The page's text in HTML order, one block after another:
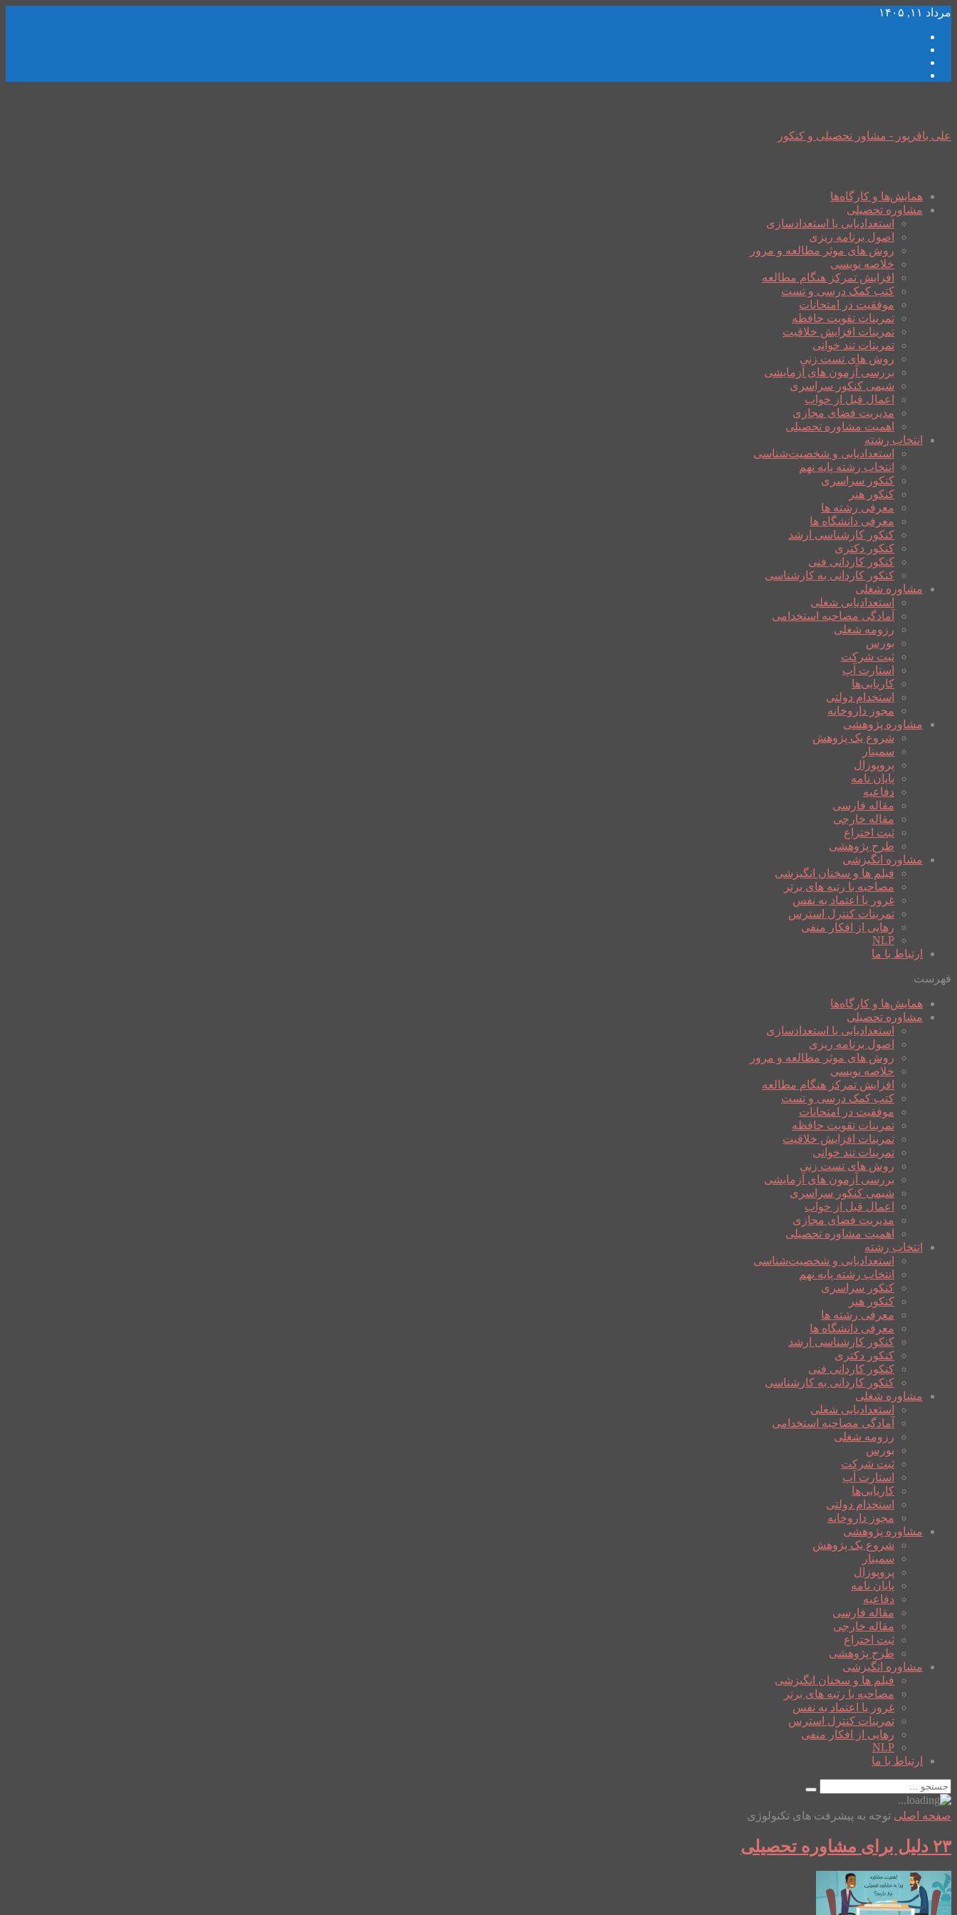
مرداد ۱۱, ۱۴۰۵
علی باقرپور - مشاور تحصیلی و کنکور
همایش‌ها و کارگاه‌ها
مشاوره تحصیلی
استعدادیابی یا استعدادسازی
اصول برنامه ریزی
روش های موثر مطالعه و مرور
خلاصه نویسی
افزایش تمرکز هنگام مطالعه
کتب کمک درسی و تست
موفقیت در امتحانات
تمرینات تقویت حافظه
تمرینات افزایش خلاقیت
تمرینات تند خوانی
روش های تست زنی
بررسی آزمون های آزمایشی
شیمی کنکور سراسری
اعمال قبل از خواب
مدیریت فضای مجازی
اهمیت مشاوره تحصیلی
انتخاب رشته
استعدادیابی و شخصیت‌شناسی
انتخاب رشته پایه نهم
کنکور سراسری
کنکور هنر
معرفی رشته ها
معرفی دانشگاه ها
کنکور کارشناسی ارشد
کنکور دکتری
کنکور کاردانی فنی
کنکور کاردانی به کارشناسی
مشاوره شغلی
استعدادیابی شغلی
آمادگی مصاحبه استخدامی
رزومه شغلی
بورس
ثبت شرکت
استارت آپ
کاریابی‌ها
استخدام دولتی
مجوز داروخانه
مشاوره پژوهشی
شروع یک پژوهش
سمینار
پروپوزال
پایان نامه
دفاعیه
مقاله فارسی
مقاله خارجی
ثبت اختراع
طرح پژوهشی
مشاوره انگیزشی
فیلم ها و سخنان انگیزشی
مصاحبه با رتبه های برتر
غرور یا اعتماد به نفس
تمرینات کنترل استرس
رهایی از افکار منفی
NLP
ارتباط با ما
فهرست
همایش‌ها و کارگاه‌ها
مشاوره تحصیلی
استعدادیابی یا استعدادسازی
اصول برنامه ریزی
روش های موثر مطالعه و مرور
خلاصه نویسی
افزایش تمرکز هنگام مطالعه
کتب کمک درسی و تست
موفقیت در امتحانات
تمرینات تقویت حافظه
تمرینات افزایش خلاقیت
تمرینات تند خوانی
روش های تست زنی
بررسی آزمون های آزمایشی
شیمی کنکور سراسری
اعمال قبل از خواب
مدیریت فضای مجازی
اهمیت مشاوره تحصیلی
انتخاب رشته
استعدادیابی و شخصیت‌شناسی
انتخاب رشته پایه نهم
کنکور سراسری
کنکور هنر
معرفی رشته ها
معرفی دانشگاه ها
کنکور کارشناسی ارشد
کنکور دکتری
کنکور کاردانی فنی
کنکور کاردانی به کارشناسی
مشاوره شغلی
استعدادیابی شغلی
آمادگی مصاحبه استخدامی
رزومه شغلی
بورس
ثبت شرکت
استارت آپ
کاریابی‌ها
استخدام دولتی
مجوز داروخانه
مشاوره پژوهشی
شروع یک پژوهش
سمینار
پروپوزال
پایان نامه
دفاعیه
مقاله فارسی
مقاله خارجی
ثبت اختراع
طرح پژوهشی
مشاوره انگیزشی
فیلم ها و سخنان انگیزشی
مصاحبه با رتبه های برتر
غرور یا اعتماد به نفس
تمرینات کنترل استرس
رهایی از افکار منفی
NLP
ارتباط با ما
صفحه اصلی توجه به پیشرفت های تکنولوژی
۲۳ دلیل برای مشاوره تحصیلی